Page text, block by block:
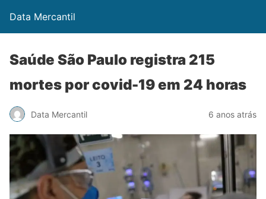
Data Mercantil
Saúde São Paulo registra 215
mortes por covid-19 em 24 horas
Data Mercantil 6 anos atrás